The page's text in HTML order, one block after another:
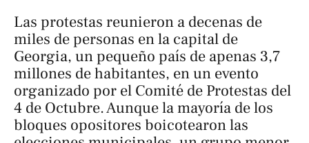
Las protestas reunieron a decenas de
miles de personas en la capital de
Georgia, un pequeño país de apenas 3,7
millones de habitantes, en un evento
organizado por el Comité de Protestas del
4 de Octubre. Aunque la mayoría de los
bloques opositores boicotearon las